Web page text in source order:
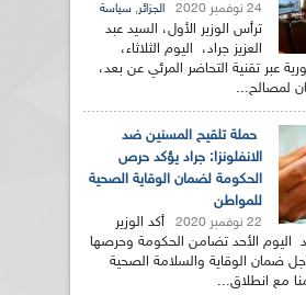
24 نوفمبر 2020 الجزائر, سياسة
ترأس الوزير الأول، السيد عبد
العزيز جراد، اليوم الثلاثاء،
عبر تقنية التحاضر المرئي عن بعد،
لمصالح...
حملة تلقيح المسنين ضد
الانفلونزا: جراد يؤكد حرص
الحكومة لضمان الوقاية الصحية
للمواطن
22 نوفمبر 2020
أكد الوزير
اليوم الأحد تضامن الحكومة وحرصها
ضمان الوقاية والسلامة الصحية
مع انطلاق...